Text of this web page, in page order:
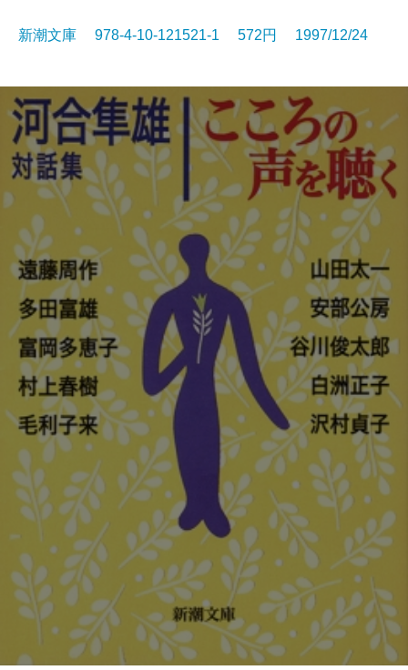
新潮文庫 978-4-10-121521-1 572円 1997/12/24